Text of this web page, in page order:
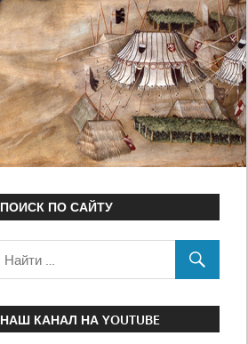
ПОИСК ПО САЙТУ
НАШ КАНАЛ НА YOUTUBE